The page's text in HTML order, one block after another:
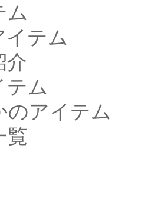
ム
イテム
介
テム
のアイテム
覧